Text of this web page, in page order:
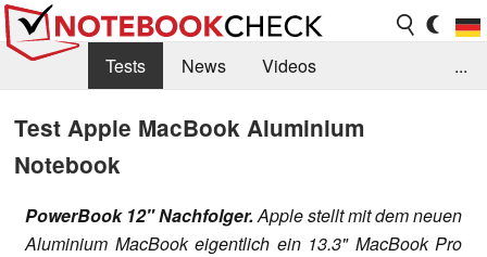
Tests News
Videos
Kaufberatung
Forum
...
Test Apple MacBook Aluminium
Notebook
PowerBook 12" Nachfolger.Apple stellt mit dem neuen
Aluminium MacBook eigentlich ein 13.3" MacBook Pro